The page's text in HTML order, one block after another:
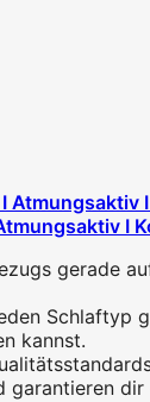
I
gerade
Schlaftyp
kannst.
garantieren